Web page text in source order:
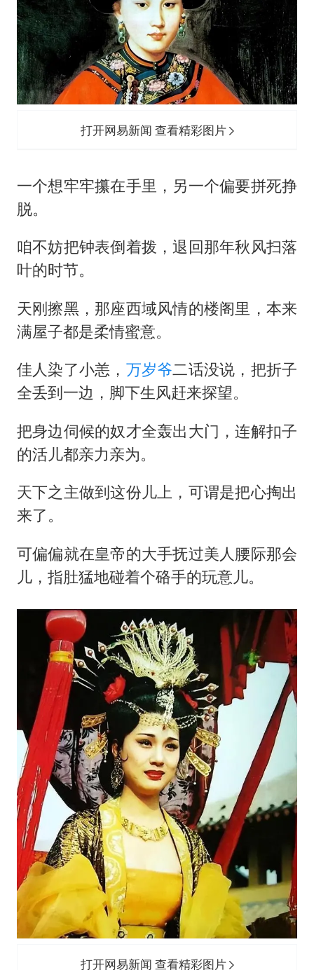
打开网易新闻 查看精彩图片
一个想牢牢攥在手里，另一个偏要拼死挣
脱。
咱不妨把钟表倒着拨，退回那年秋风扫落
叶的时节。
天刚擦黑，那座西域风情的楼阁里，本来
满屋子都是柔情蜜意。
佳人染了小恙， 万岁爷二话没说，把折子
全丢到一边，脚下生风赶来探望。
把身边伺候的奴才全轰出大门，连解扣子
的活儿都亲力亲为。
天下之主做到这份儿上，可谓是把心掏出
来了。
可偏偏就在皇帝的大手抚过美人腰际那会
儿，指肚猛地碰着个硌手的玩意儿。
打开网易新闻 查看精彩图片